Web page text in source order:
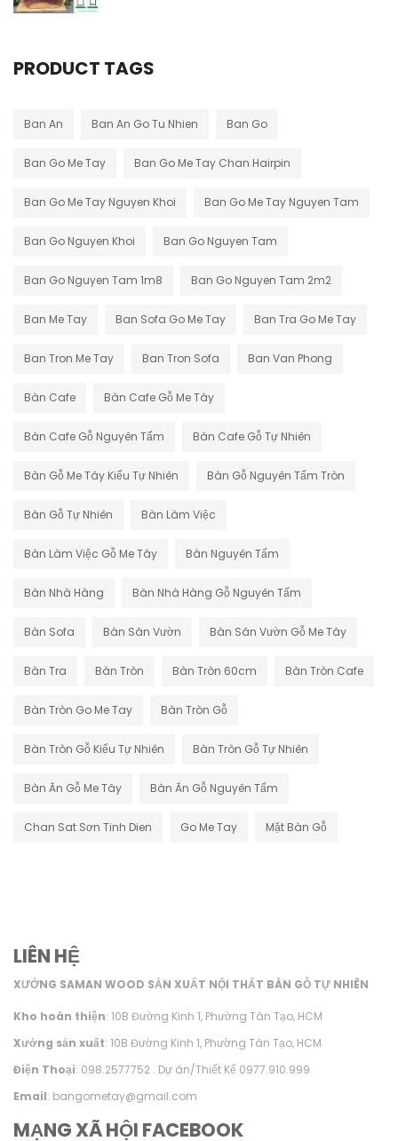
PRODUCT TAGS
Ban An Ban An Go Tu Nhien Ban Go
Ban Go Me Tay Ban Go Me Tay Chan Hairpin
Ban Go Me Tay Nguyen Khoi Ban Go Me Tay Nguyen Tam
Ban Go Nguyen Khoi Ban Go Nguyen Tam
Ban Go Nguyen Tam 1m8 Ban Go Nguyen Tam 2m2
Ban Me Tay Ban Sofa Go Me Tay Ban Tra Go Me Tay
Ban Tron Me Tay Ban Tron Sofa Ban Van Phong
Bàn Cafe Bàn Cafe Gỗ Me Tây
Bàn Cafe Gỗ Nguyên Tấm Bàn Cafe Gỗ Tự Nhiên
Bàn Gỗ Me Tây Kiểu Tự Nhiên Bàn Gỗ Nguyên Tấm Tròn
Bàn Gỗ Tự Nhiên Bàn Làm Việc
Bàn Làm Việc Gỗ Me Tây Bàn Nguyên Tấm
Bàn Nhà Hàng Bàn Nhà Hàng Gỗ Nguyên Tấm
Bàn Sofa Bàn Sân Vườn Bàn Sân Vườn Gỗ Me Tây
Bàn Tra Bàn Tròn Bàn Tròn 60cm Bàn Tròn Cafe
Bàn Tròn Go Me Tay Bàn Tròn Gỗ
Bàn Tròn Gỗ Kiểu Tự Nhiên Bàn Tròn Gỗ Tự Nhiên
Bàn Ăn Gỗ Me Tây Bàn Ăn Gỗ Nguyên Tấm
Chan Sat Sơn Tinh Dien Go Me Tay Mặt Bàn Gỗ
LIÊN HỆ
XƯỞNG SAMAN WOOD SẢN XUẤT NỘI THẤT BÀN GỖ TỰ NHIÊN
Kho hoàn thiện: 10B Đường Kinh 1, Phường Tân Tạo, HCM
Xưởng sản xuất: 10B Đường Kinh 1, Phường Tân Tạo, HCM
Điện Thoại: 098.2577752 . Dự án/Thiết Kế 0977.910.999
Email: bangometay@gmail.com
MẠNG XÃ HỘI FACEBOOK